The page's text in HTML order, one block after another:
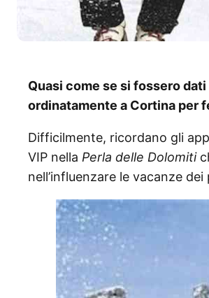
Quasi come se si fossero
ordinatamente a Cortina per
Difficilmente, ricordano gli
VIP nella Perla delle Dolomiti
nell’influenzare le vacanze